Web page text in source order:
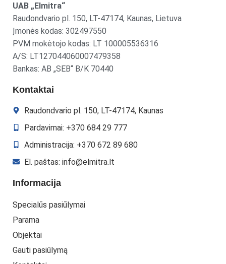
UAB „Elmitra“
Raudondvario pl. 150, LT-47174, Kaunas, Lietuva
Įmonės kodas: 302497550
PVM mokėtojo kodas: LT 100005536316
A/S: LT127044060007479358
Bankas: AB „SEB“ B/K 70440
Kontaktai
Raudondvario pl. 150, LT-47174, Kaunas
Pardavimai: +370 684 29 777
Administracija: +370 672 89 680
El. paštas: info@elmitra.lt
Informacija
Specialūs pasiūlymai
Parama
Objektai
Gauti pasiūlymą